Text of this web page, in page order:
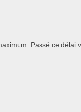
Passé ce délai